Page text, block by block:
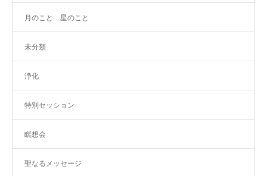
月のこと 星のこと
未分類
浄化
特別セッション
瞑想会
聖なるメッセージ